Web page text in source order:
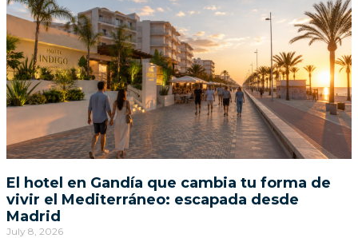
El hotel en Gandía que cambia tu forma de
vivir el Mediterráneo: escapada desde
Madrid
July 8, 2026